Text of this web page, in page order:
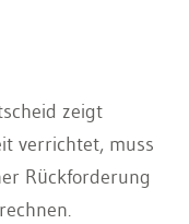
zeigt
verrichtet, muss
Rückforderung